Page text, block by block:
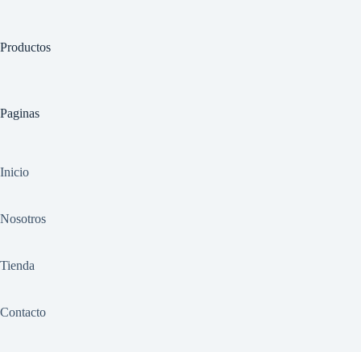
Productos
Paginas
Inicio
Nosotros
Tienda
Contacto